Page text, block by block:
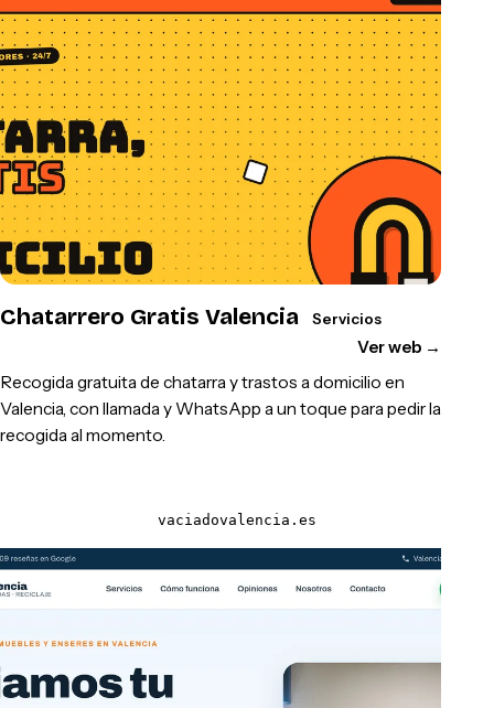
Chatarrero Gratis Valencia Servicios
Ver web →
Recogida gratuita de chatarra y trastos a domicilio en
Valencia, con llamada y WhatsApp a un toque para pedir la
recogida al momento.
vaciadovalencia.es